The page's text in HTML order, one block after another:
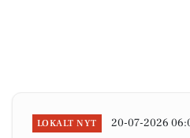
LOKALT NYT 20-07-2026